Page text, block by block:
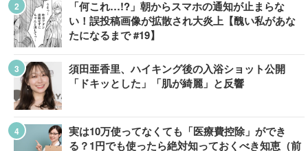
「何これ…!?」朝からスマホの通知が止まらな
い！誤投稿画像が拡散され大炎上【醜い私があな
たになるまで #19】
須田亜香里、ハイキング後の入浴ショット公開
「ドキッとした」「肌が綺麗」と反響
実は10万使ってなくても「医療費控除」ができ
る？1円でも使ったら絶対知っておくべき知恵（前